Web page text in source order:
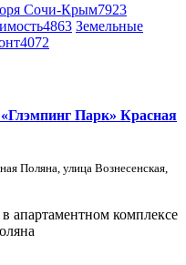
Сочи-Крым7923
4863 Земельные
4072
Парк» Красная
Поляна, улица Вознесенская,
апартаментном комплексе